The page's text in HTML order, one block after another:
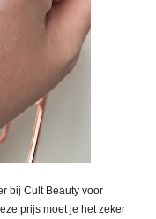
bij Cult Beauty voor
prijs moet je het zeker